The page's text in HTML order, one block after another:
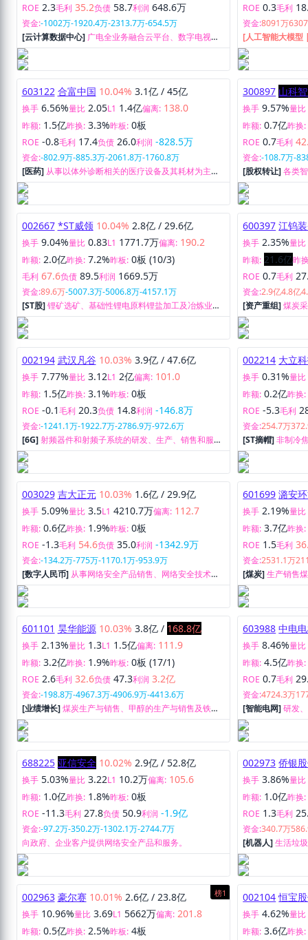
ROE 2.3毛利 35.2负债 58.7利润 648.6万
资金:-1002万-1920.4万-2313.7万-654.5万
[云计算数据中心] 广电全业务融合云平台、数字电视中
间件、智能电视操作系统TVOS、智能数字终端、智能网
关、数字电视前端设备等的研发、制造、服务与销售以
及与智慧家庭相关的增值业务的开发、集成和运营；新
ROE 0.3毛利
资金:8091万
[人工智能大模
术服务全生命周
品及解决方案、
603122 合富中国 10.04% 3.1亿 / 45亿
换手 6.56%量比 2.05L1 1.4亿偏离: 138.0
昨额: 1.5亿昨换: 3.3%昨板: 0板
ROE -0.8毛利 17.4负债 26.0利润 -828.5万
资金:-802.9万-885.3万-2061.8万-1760.8万
[医药] 从事以体外诊断相关的医疗设备及其耗材为主的
国际贸易、售后服务，贸易代理，从事医院信息管理系
统的咨询服务以及相关配套服务。
300897 山科
换手 9.57%量比
昨额: 0.7亿昨换:
ROE 0.7毛利
资金:-108.7万-
[股权转让]各类
管网现场控制机
售及服务。
002667 *ST威领 10.04% 2.8亿 / 29.6亿
换手 9.04%量比 0.83L1 1771.7万偏离: 190.2
昨额: 2.0亿昨换: 7.2%昨板: 0板 (10/3)
毛利 67.6负债 89.5利润 1669.5万
资金:89.6万-5007.3万-5006.8万-4157.1万
[ST股]锂矿选矿、基础性锂电原料锂盐加工及冶炼业
务。
600397 江钨
换手 2.35%量比
昨额: 21.6亿昨
ROE 0.7毛利
资金:2.9亿4.8亿
[资产重组]煤炭
矿托管。
002194 武汉凡谷 10.03% 3.9亿 / 47.6亿
换手 7.77%量比 3.12L1 2亿偏离: 101.0
昨额: 1.5亿昨换: 3.1%昨板: 0板
ROE -0.1毛利 20.3负债 14.8利润 -146.8万
资金:-1241.1万-1922.7万-2786.9万-972.6万
[6G]射频器件和射频子系统的研发、生产、销售和服
务。
002214 大立
换手 0.31%量比
昨额: 0.2亿昨换:
ROE -5.3毛利
资金:254.7万
[ST摘帽]非制冷
像系统的研发、
003029 吉大正元 10.03% 1.6亿 / 29.9亿
换手 5.09%量比 3.5L1 4210.7万偏离: 112.7
昨额: 0.6亿昨换: 1.9%昨板: 0板
ROE -1.3毛利 54.6负债 35.0利润 -1342.9万
资金:-134.2万-775万-1170.1万-953.9万
[数字人民币] 从事网络安全产品销售、网络安全技术开
发和网络安全生态建设。
601699 潞安
换手 2.19%量比
昨额: 3.7亿昨换:
ROE 1.5毛利
资金:2531.1万
[煤炭]生产销售
601101 昊华能源 10.03% 3.8亿 / 168.8亿
换手 2.13%量比 1.3L1 1.5亿偏离: 111.9
昨额: 3.2亿昨换: 1.9%昨板: 0板 (17/1)
ROE 2.6毛利 32.6负债 47.3利润 3.2亿
资金:-198.8万-4967.3万-4906.9万-4413.6万
[业绩增长]煤炭生产与销售、甲醇的生产与销售及铁路
专用线运输。
603988 中电
换手 8.46%量比
昨额: 4.5亿昨换:
ROE 0.7毛利
资金:4724.3万
[智能电网]研发
压交流电动机、
验站电源系统等
688225 亚信安全 10.02% 2.9亿 / 52.8亿
换手 5.03%量比 3.22L1 10.2万偏离: 105.6
昨额: 1.0亿昨换: 1.8%昨板: 0板
ROE -11.3毛利 27.8负债 50.9利润 -1.9亿
资金:-97.2万-350.2万-1302.1万-2744.7万
向政府、企业客户提供网络安全产品和服务。
002973 侨银
换手 3.86%量比
昨额: 1.0亿昨换:
ROE 1.3毛利
资金:340.7万
[机器人]生活垃
榜1
002963 豪尔赛 10.01% 2.6亿 / 23.8亿
换手 10.96%量比 3.69L1 5662万偏离: 201.8
昨额: 0.5亿昨换: 2.5%昨板: 4板
002104 恒宝
换手 4.62%量比
昨额: 3.6亿昨换: